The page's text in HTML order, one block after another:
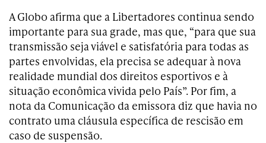
A Globo afirma que a Libertadores continua sendo
importante para sua grade, mas que, “para que sua
transmissão seja viável e satisfatória para todas as
partes envolvidas, ela precisa se adequar à nova
realidade mundial dos direitos esportivos e à
situação econômica vivida pelo País”. Por fim, a
nota da Comunicação da emissora diz que havia no
contrato uma cláusula específica de rescisão em
caso de suspensão.